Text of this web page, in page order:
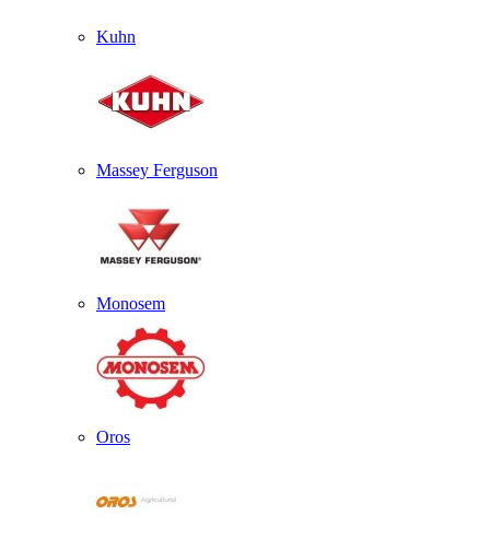
Kuhn
Massey Ferguson
Monosem
Oros